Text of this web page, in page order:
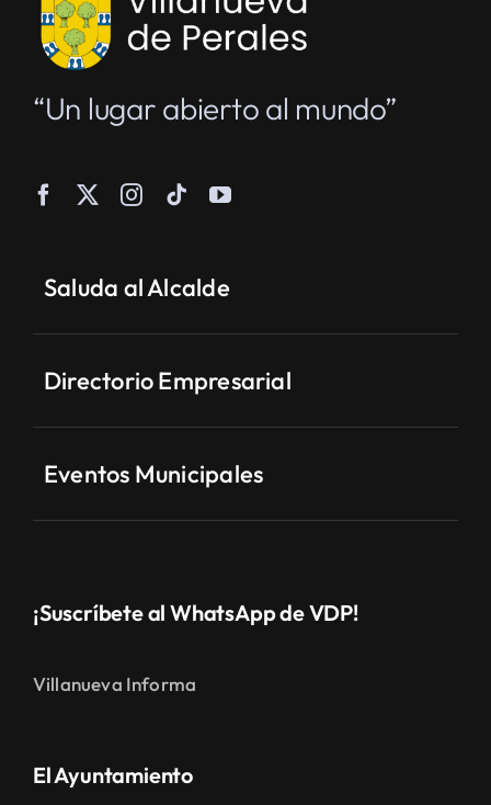
“Un lugar abierto al mundo”
Saluda al Alcalde
Directorio Empresarial
Eventos Municipales
¡Suscríbete al WhatsApp de VDP!
Villanueva Informa
El Ayuntamiento